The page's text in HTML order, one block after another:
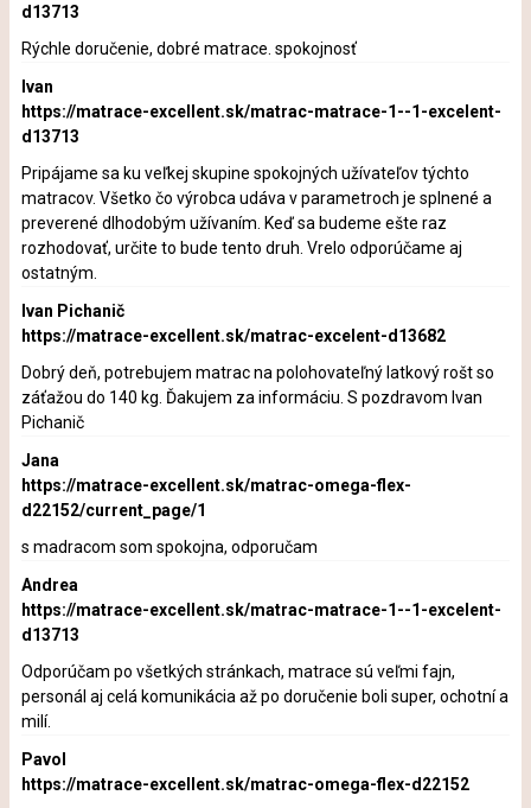
d13713
Rýchle doručenie, dobré matrace. spokojnosť
Ivan
https://matrace-excellent.sk/matrac-matrace-1--1-excelent-
d13713
Pripájame sa ku veľkej skupine spokojných užívateľov týchto
matracov. Všetko čo výrobca udáva v parametroch je splnené a
preverené dlhodobým užívaním. Keď sa budeme ešte raz
rozhodovať, určite to bude tento druh. Vrelo odporúčame aj
ostatným.
Ivan Pichanič
https://matrace-excellent.sk/matrac-excelent-d13682
Dobrý deň, potrebujem matrac na polohovateľný latkový rošt so
záťažou do 140 kg. Ďakujem za informáciu. S pozdravom Ivan
Pichanič
Jana
https://matrace-excellent.sk/matrac-omega-flex-
d22152/current_page/1
s madracom som spokojna, odporučam
Andrea
https://matrace-excellent.sk/matrac-matrace-1--1-excelent-
d13713
Odporúčam po všetkých stránkach, matrace sú veľmi fajn,
personál aj celá komunikácia až po doručenie boli super, ochotní a
milí.
Pavol
https://matrace-excellent.sk/matrac-omega-flex-d22152